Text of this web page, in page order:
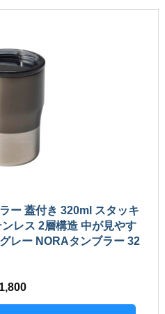
ー 蓋付き 320ml スタッキ
レス 2層構造 中が見やす
レー NORAタンブラー 32